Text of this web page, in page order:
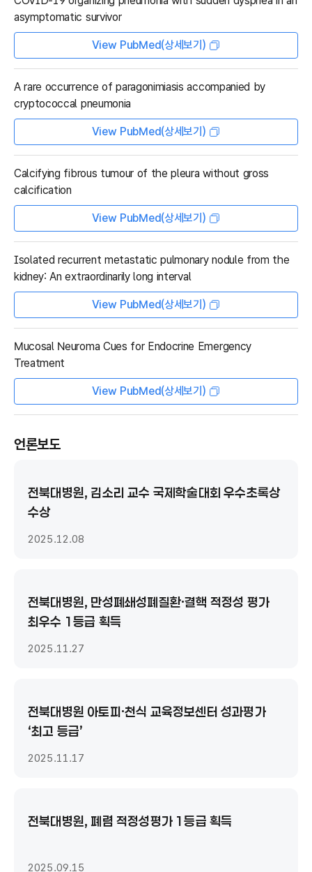
asymptomatic survivor
View PubMed(상세보기)
A rare occurrence of paragonimiasis accompanied by
cryptococcal pneumonia
View PubMed(상세보기)
Calcifying fibrous tumour of the pleura without gross
calcification
View PubMed(상세보기)
Isolated recurrent metastatic pulmonary nodule from the
kidney: An extraordinarily long interval
View PubMed(상세보기)
Mucosal Neuroma Cues for Endocrine Emergency
Treatment
View PubMed(상세보기)
언론보도
전북대병원, 김소리 교수 국제학술대회 우수초록상
수상
2025.12.08
전북대병원, 만성폐쇄성폐질환·결핵 적정성 평가
최우수 1등급 획득
2025.11.27
전북대병원 아토피·천식 교육정보센터 성과평가
‘최고 등급’
2025.11.17
전북대병원, 폐렴 적정성평가 1등급 획득
2025.09.15